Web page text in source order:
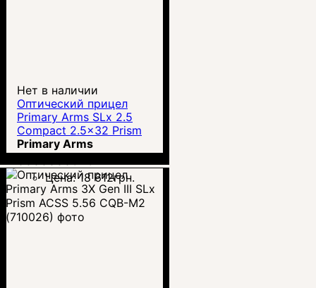
Нет в наличии
Оптический прицел
Primary Arms SLx 2.5
Compact 2.5x32 Prism
Scope - ACSS-CQB-M1
Primary Arms
Цена:18 612грн.